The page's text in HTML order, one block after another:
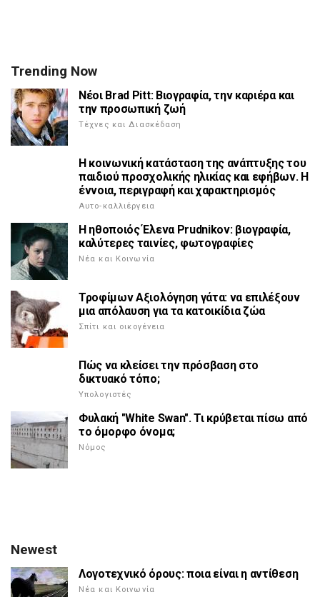
Trending Now
Νέοι Brad Pitt: Βιογραφία, την καριέρα και
την προσωπική ζωή
Τέχνες και Διασκέδαση
Η κοινωνική κατάσταση της ανάπτυξης του
παιδιού προσχολικής ηλικίας και εφήβων. Η
έννοια, περιγραφή και χαρακτηρισμός
Αυτο-καλλιέργεια
Η ηθοποιός Έλενα Prudnikov: βιογραφία,
καλύτερες ταινίες, φωτογραφίες
Νέα και Κοινωνία
Τροφίμων Αξιολόγηση γάτα: να επιλέξουν
μια απόλαυση για τα κατοικίδια ζώα
Σπίτι και οικογένεια
Πώς να κλείσει την πρόσβαση στο
δικτυακό τόπο;
Υπολογιστές
Φυλακή "White Swan". Τι κρύβεται πίσω από
το όμορφο όνομα;
Νόμος
Newest
Λογοτεχνικό όρους: ποια είναι η αντίθεση
Νέα και Κοινωνία